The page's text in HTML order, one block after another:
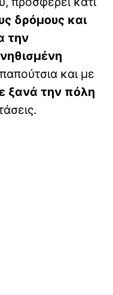
δρόμους και
την
και με
ξανά την πόλη